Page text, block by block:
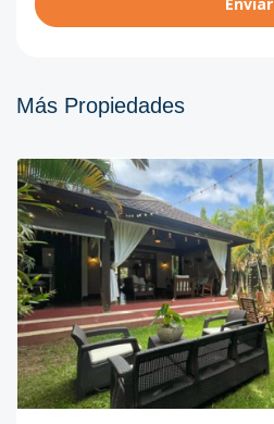
Enviar
Más Propiedades